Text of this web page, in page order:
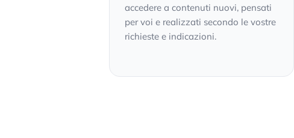
accedere a contenuti nuovi, pensati
per voi e realizzati secondo le vostre
richieste e indicazioni.